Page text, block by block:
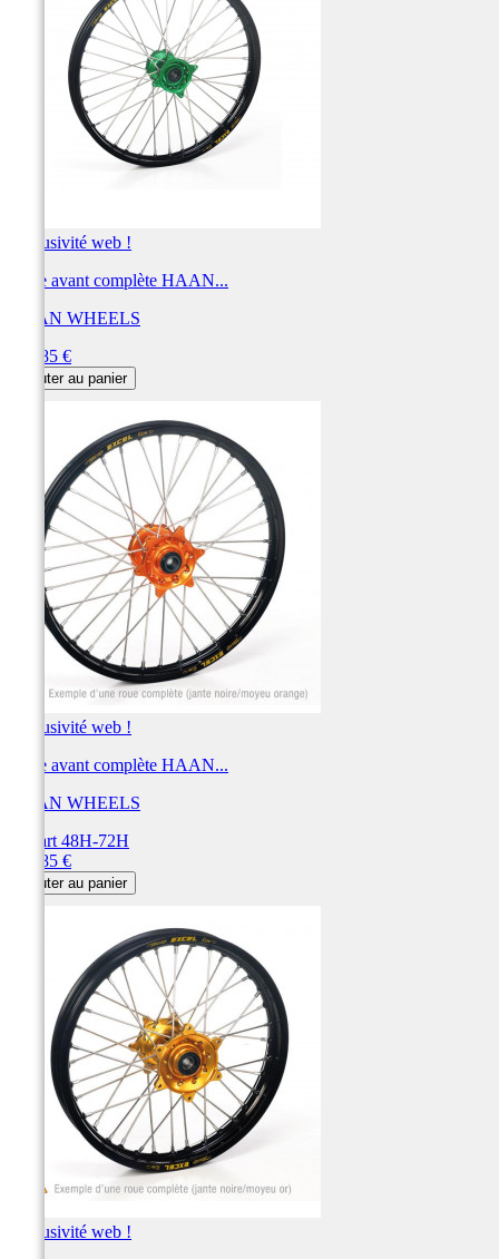
Exclusivité web !
Roue avant complète HAAN...
HAAN WHEELS
559,85 €
Ajouter au panier
Exclusivité web !
Roue avant complète HAAN...
HAAN WHEELS
Départ 48H-72H
559,85 €
Ajouter au panier
Exclusivité web !